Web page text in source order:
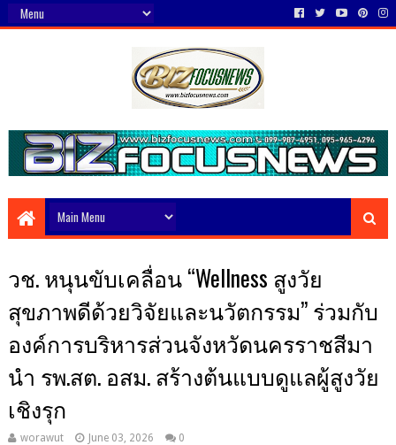
วช. หนุนขับเคลื่อน “Wellness สูงวัย
สุขภาพดีด้วยวิจัยและนวัตกรรม” ร่วมกับ
องค์การบริหารส่วนจังหวัดนครราชสีมา
นำ รพ.สต. อสม. สร้างต้นแบบดูแลผู้สูงวัย
เชิงรุก
worawut June 03, 2026 0